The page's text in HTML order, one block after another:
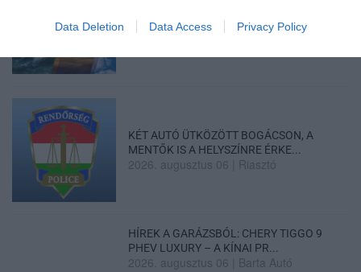
Data Deletion Data Access Privacy Policy
2026. augusztus 07 |Mindenki ügye
KÉT AUTÓ ÜTKÖZÖTT BOGÁCSON, A
MENTŐK IS A HELYSZÍNRE ÉRKE...
2026. augusztus 06 Riasztó
HÍREK A GARÁZSBÓL: CHERY TIGGO 9
PHEV LUXURY – A KÍNAI PR...
2026. augusztus 06 Barta Autó